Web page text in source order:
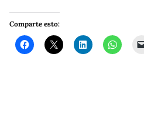
Comparte esto: